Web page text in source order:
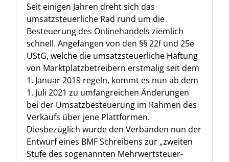
Seit einigen Jahren dreht sich das
umsatzsteuerliche Rad rund um die
Besteuerung des Onlinehandels ziemlich
schnell. Angefangen von den §§ 22f und 25e
UStG, welche die umsatzsteuerliche Haftung
von Marktplatzbetreibern erstmalig seit dem
1. Januar 2019 regeln, kommt es nun ab dem
1. Juli 2021 zu umfangreichen Änderungen
bei der Umsatzbesteuerung im Rahmen des
Verkaufs über jene Plattformen.
Diesbezüglich wurde den Verbänden nun der
Entwurf eines BMF Schreibens zur „zweiten
Stufe des sogenannten Mehrwertsteuer-